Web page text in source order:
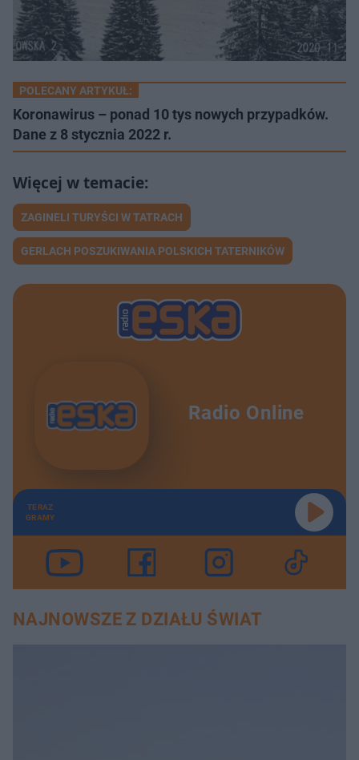
POLECANY ARTYKUŁ:
Koronawirus – ponad 10 tys nowych przypadków.
Dane z 8 stycznia 2022 r.
ZAGINELI TURYŚCI W TATRACH
GERLACH POSZUKIWANIA POLSKICH TATERNIKÓW
Radio Online
TERAZ
GRAMY
NAJNOWSZE Z DZIAŁU ŚWIAT